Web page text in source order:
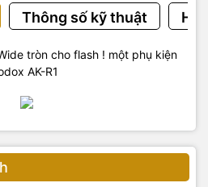
Thông số kỹ thuật
tròn cho flash ! một phụ kiện
AK-R1